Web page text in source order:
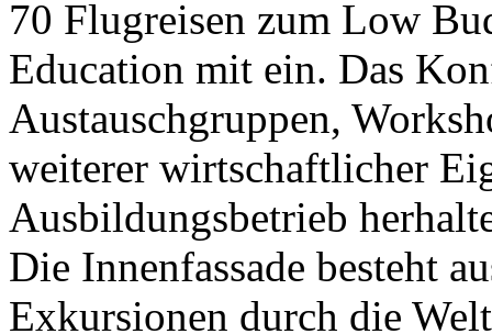
70 Flugreisen zum Low
Education mit ein. Das
Austauschgruppen,
weiterer wirtschaftlicher
Ausbildungsbetrieb
Die Innenfassade besteht
Exkursionen durch die